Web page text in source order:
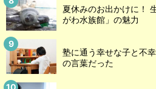
夏休みのお出かけに！
がわ水族館」の魅力
塾に通う幸せな子と不
の言葉だった